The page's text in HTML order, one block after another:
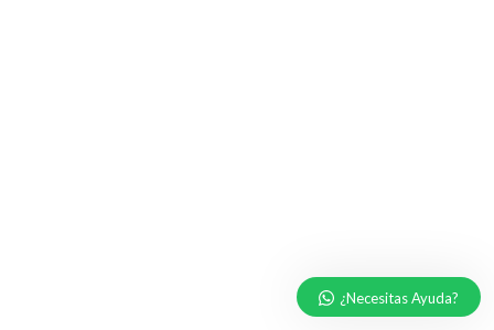
¿Necesitas Ayuda?